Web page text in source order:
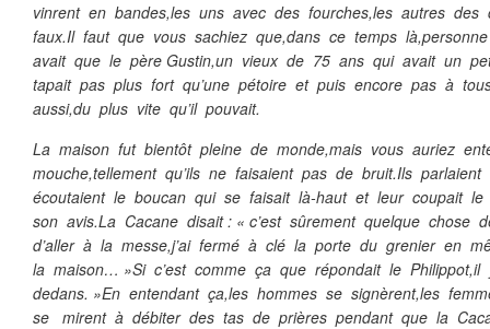
vinrent en bandes,les uns avec des fourches,les autres
faux.Il faut que vous sachiez que,dans ce temps
avait que le père Gustin,un vieux de 75 ans qui avait un
tapait pas plus fort qu’une pétoire et puis encore pas à
aussi,du plus vite qu’il pouvait.
La maison fut bientôt pleine de monde,mais vous auriez
mouche,tellement qu’ils ne faisaient pas de bruit.Ils
écoutaient le boucan qui se faisait là-haut et leur coupait le
son avis.La Cacane disait : « c’est sûrement quelque chose
d’aller à la messe,j’ai fermé à clé la porte du grenier en
la maison… »Si c’est comme ça que répondait le
dedans. »En entendant ça,les hommes se signèrent,les
se mirent à débiter des tas de prières pendant que la